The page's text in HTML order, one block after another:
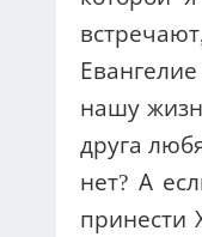
нашу
друга
нет? А
принести